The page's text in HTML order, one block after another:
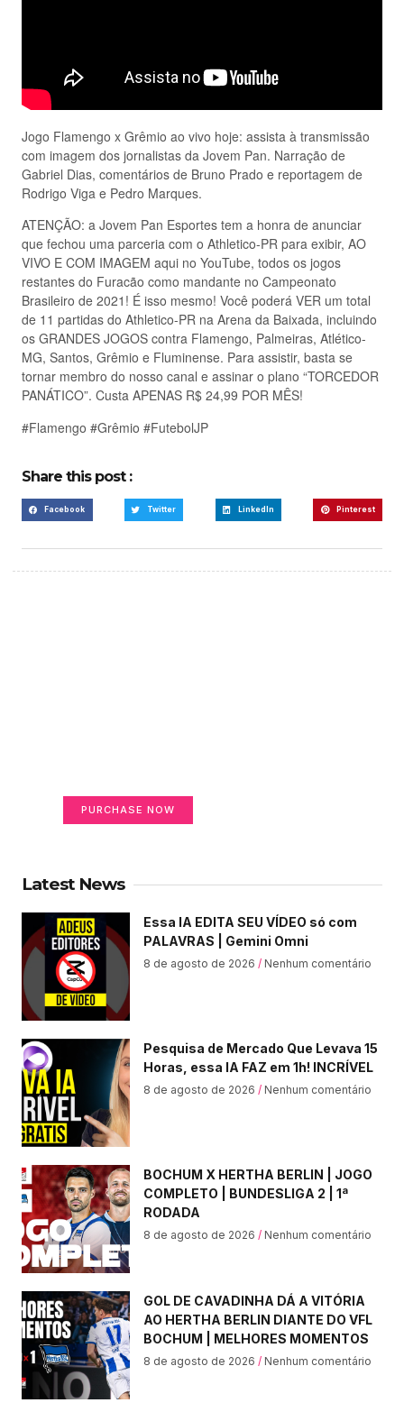
Jogo Flamengo x Grêmio ao vivo hoje: assista à transmissão
com imagem dos jornalistas da Jovem Pan. Narração de
Gabriel Dias, comentários de Bruno Prado e reportagem de
Rodrigo Viga e Pedro Marques.
ATENÇÃO: a Jovem Pan Esportes tem a honra de anunciar
que fechou uma parceria com o Athletico-PR para exibir, AO
VIVO E COM IMAGEM aqui no YouTube, todos os jogos
restantes do Furacão como mandante no Campeonato
Brasileiro de 2021! É isso mesmo! Você poderá VER um total
de 11 partidas do Athletico-PR na Arena da Baixada, incluindo
os GRANDES JOGOS contra Flamengo, Palmeiras, Atlético-
MG, Santos, Grêmio e Fluminense. Para assistir, basta se
tornar membro do nosso canal e assinar o plano “TORCEDOR
PANÁTICO”. Custa APENAS R$ 24,99 POR MÊS!
#Flamengo #Grêmio #FutebolJP
Share this post :
Facebook Twitter LinkedIn Pinterest
PURCHASE NOW
Latest News
Essa IA EDITA SEU VÍDEO só com
PALAVRAS | Gemini Omni
8 de agosto de 2026 Nenhum comentário
Pesquisa de Mercado Que Levava 15
Horas, essa IA FAZ em 1h! INCRÍVEL
8 de agosto de 2026 Nenhum comentário
BOCHUM X HERTHA BERLIN | JOGO
COMPLETO | BUNDESLIGA 2 | 1ª
RODADA
8 de agosto de 2026 Nenhum comentário
GOL DE CAVADINHA DÁ A VITÓRIA
AO HERTHA BERLIN DIANTE DO VFL
BOCHUM | MELHORES MOMENTOS
8 de agosto de 2026 Nenhum comentário